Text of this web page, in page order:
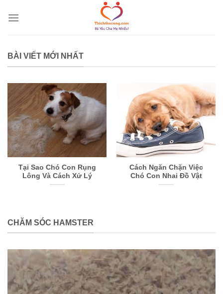
BÀI VIẾT MỚI NHẤT
Tại Sao Chó Con Rụng
Lông Và Cách Xử Lý
Cách Ngăn Chặn Việc
Chó Con Nhai Đồ Vật
CHĂM SÓC HAMSTER